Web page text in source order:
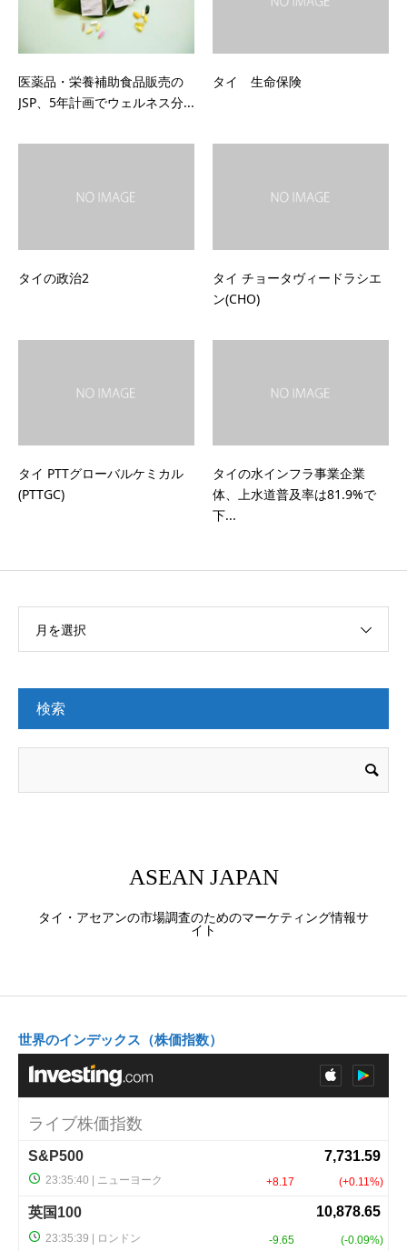
医薬品・栄養補助食品販売の
JSP、5年計画でウェルネス分...
タイ 生命保険
タイの政治2
タイ チョータヴィードラシエ
ン(CHO)
タイ PTTグローバルケミカル
(PTTGC)
タイの水インフラ事業企業
体、上水道普及率は81.9%で
下...
月を選択
検索
ASEAN JAPAN
タイ・アセアンの市場調査のためのマーケティング情報サ
イト
世界のインデックス（株価指数）